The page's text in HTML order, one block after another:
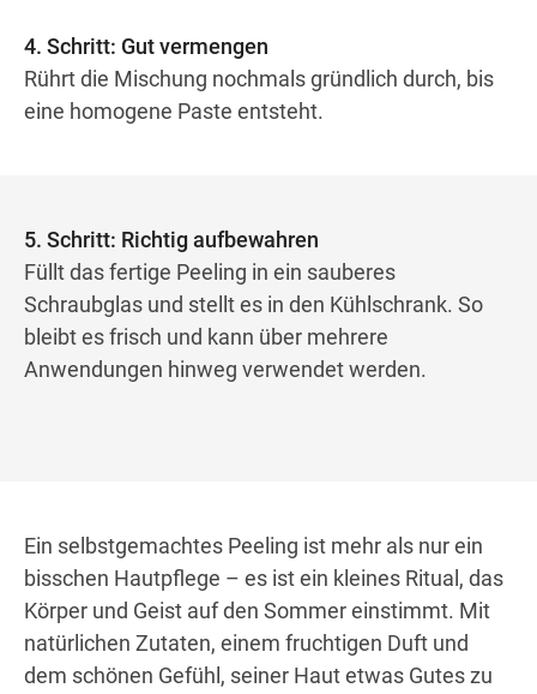
4. Schritt: Gut vermengen
Rührt die Mischung nochmals gründlich durch, bis
eine homogene Paste entsteht.
5. Schritt: Richtig aufbewahren
Füllt das fertige Peeling in ein sauberes
Schraubglas und stellt es in den Kühlschrank. So
bleibt es frisch und kann über mehrere
Anwendungen hinweg verwendet werden.
Ein selbstgemachtes Peeling ist mehr als nur ein
bisschen Hautpflege – es ist ein kleines Ritual, das
Körper und Geist auf den Sommer einstimmt. Mit
natürlichen Zutaten, einem fruchtigen Duft und
dem schönen Gefühl, seiner Haut etwas Gutes zu